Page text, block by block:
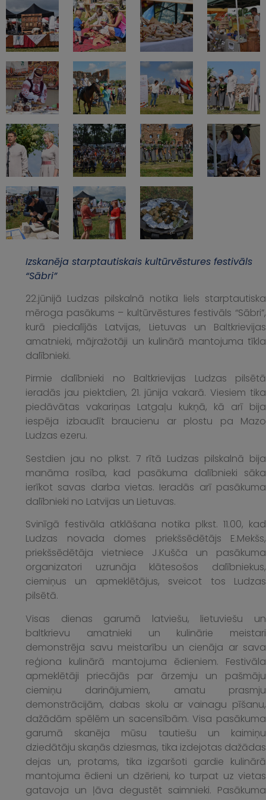
Izskanēja starptautiskais kultūrvēstures festivāls
“Sābri”
22.jūnijā Ludzas pilskalnā notika liels starptautiska
mēroga pasākums – kultūrvēstures festivāls “Sābri”,
kurā piedalījās Latvijas, Lietuvas un Baltkrievijas
amatnieki, mājražotāji un kulinārā mantojuma tīkla
dalībnieki.
Pirmie dalībnieki no Baltkrievijas Ludzas pilsētā
ieradās jau piektdien, 21. jūnija vakarā. Viesiem tika
piedāvātas vakariņas Latgaļu kukņā, kā arī bija
iespēja izbaudīt braucienu ar plostu pa Mazo
Ludzas ezeru.
Sestdien jau no plkst. 7 rītā Ludzas pilskalnā bija
manāma rosība, kad pasākuma dalībnieki sāka
ierīkot savas darba vietas. Ieradās arī pasākuma
dalībnieki no Latvijas un Lietuvas.
Svinīgā festivāla atklāšana notika plkst. 11.00, kad
Ludzas novada domes priekšsēdētājs E.Mekšs,
priekšsēdētāja vietniece J.Kušča un pasākuma
organizatori uzrunāja klātesošos dalībniekus,
ciemiņus un apmeklētājus, sveicot tos Ludzas
pilsētā.
Visas dienas garumā latviešu, lietuviešu un
baltkrievu amatnieki un kulinārie meistari
demonstrēja savu meistarību un cienāja ar sava
reģiona kulinārā mantojuma ēdieniem. Festivāla
apmeklētāji priecājās par ārzemju un pašmāju
ciemiņu darinājumiem, amatu prasmju
demonstrācijām, dabas skolu ar vainagu pīšanu,
dažādām spēlēm un sacensībām. Visa pasākuma
garumā skanēja mūsu tautiešu un kaimiņu
dziedātāju skaņās dziesmas, tika izdejotas dažādas
dejas un, protams, tika izgaršoti gardie kulinārā
mantojuma ēdieni un dzērieni, ko turpat uz vietas
gatavoja un ļāva degustēt saimnieki. Pasākuma